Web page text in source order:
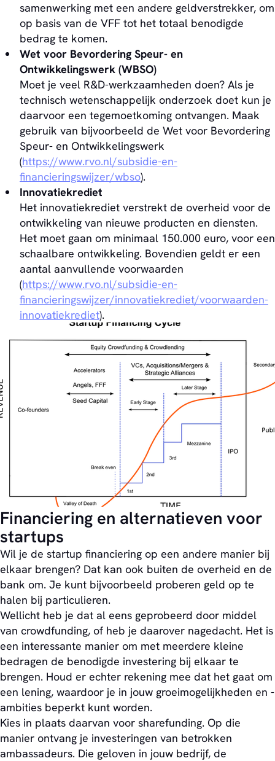
samenwerking met een andere geldverstrekker, om
op basis van de VFF tot het totaal benodigde
bedrag te komen.
Wet voor Bevordering Speur- en
Ontwikkelingswerk (WBSO)
Moet je veel R&D-werkzaamheden doen? Als je
technisch wetenschappelijk onderzoek doet kun je
daarvoor een tegemoetkoming ontvangen. Maak
gebruik van bijvoorbeeld de Wet voor Bevordering
Speur- en Ontwikkelingswerk
(https://www.rvo.nl/subsidie-en-
financieringswijzer/wbso).
Innovatiekrediet
Het innovatiekrediet verstrekt de overheid voor de
ontwikkeling van nieuwe producten en diensten.
Het moet gaan om minimaal 150.000 euro, voor een
schaalbare ontwikkeling. Bovendien geldt er een
aantal aanvullende voorwaarden
(https://www.rvo.nl/subsidie-en-
financieringswijzer/innovatiekrediet/voorwaarden-
innovatiekrediet).
Financiering en alternatieven voor
startups
Wil je de startup financiering op een andere manier bij
elkaar brengen? Dat kan ook buiten de overheid en de
bank om. Je kunt bijvoorbeeld proberen geld op te
halen bij particulieren.
Wellicht heb je dat al eens geprobeerd door middel
van crowdfunding, of heb je daarover nagedacht. Het is
een interessante manier om met meerdere kleine
bedragen de benodigde investering bij elkaar te
brengen. Houd er echter rekening mee dat het gaat om
een lening, waardoor je in jouw groeimogelijkheden en -
ambities beperkt kunt worden.
Kies in plaats daarvan voor sharefunding. Op die
manier ontvang je investeringen van betrokken
ambassadeurs. Die geloven in jouw bedrijf, de